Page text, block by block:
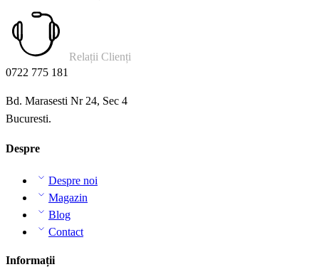
Relații Clienți
0722 775 181
Bd. Marasesti Nr 24, Sec 4
Bucuresti.
Despre
Despre noi
Magazin
Blog
Contact
Informații